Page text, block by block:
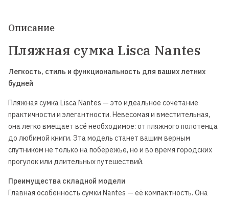
Описание
Пляжная сумка Lisca Nantes
Легкость, стиль и функциональность для ваших летних
будней
Пляжная сумка Lisca Nantes — это идеальное сочетание
практичности и элегантности. Невесомая и вместительная,
она легко вмещает всё необходимое: от пляжного полотенца
до любимой книги. Эта модель станет вашим верным
спутником не только на побережье, но и во время городских
прогулок или длительных путешествий.
Преимущества складной модели
Главная особенность сумки Nantes — её компактность. Она